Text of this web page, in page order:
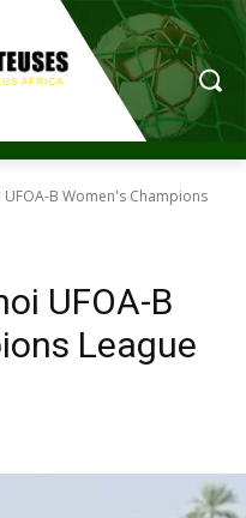
B Women's Champions
UFOA-B
League